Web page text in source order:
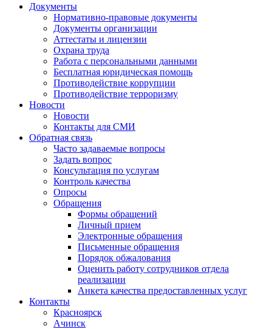
Документы
Нормативно-правовые документы
Документы организации
Аттестаты и лицензии
Охрана труда
Работа с персональными данными
Бесплатная юридическая помощь
Противодействие коррупции
Противодействие терроризму
Новости
Новости
Контакты для СМИ
Обратная связь
Часто задаваемые вопросы
Задать вопрос
Консультация по услугам
Контроль качества
Опросы
Обращения
Формы обращений
Личный прием
Электронные обращения
Письменные обращения
Порядок обжалования
Оценить работу сотрудников отдела
реализации
Анкета качества предоставленных услуг
Контакты
Красноярск
Ачинск